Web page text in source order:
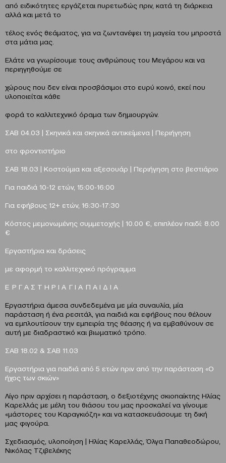
από ειδικότητες εργάζεται πυρετωδώς πριν, κατά τη διάρκεια
αλλά και μετά το
τέλος ενός θεάματος, για να ζωντανέψει τη μαγεία του μπροστά
στα μάτια μας.
Ελάτε να γνωρίσουμε τους ανθρώπους του Μεγάρου και να
περιηγηθούμε σε
χώρους που δεν είναι προσβάσιμοι στο ευρύ κοινό, εκεί που
υλοποιείται κάθε
φορά το καλλιτεχνικό όραμα των δημιουργών.
ΣΑΒ 04.03 | Σκηνικά και σκηνικά αντικείμενα | Περιήγηση
στο φροντιστήριο
ΣΑΒ 18.03 | Κοστούμια και αξεσουάρ | Περιήγηση στο βεστιάριο
Για παιδιά 10-12 ετών, 15:00-16:00
Για εφήβους 12+ ετών, 16:30-17:30
Κόστος μεμονωμένης συμμετοχής | 10.00 €, επιπλέον παιδί: 8.00
€
Εργαστήρια και δράσεις
με αφορμή το καλλιτεχνικό πρόγραμμα
Ε Ρ Γ Α Σ Τ Η Ρ Ι Α Γ Ι Α Π Α Ι Δ Ι Α
Εργαστήρια άμεσα συνδεδεμένα με μία συναυλία, μία
παράσταση ή ένα ρεσιτάλ, για παιδιά και εφήβους που θέλουν
να εμπλουτίσουν την εμπειρία της θέασης ή να εμβαθύνουν σε
αυτή με διαδραστικό και βιωματικό τρόπο.
ΣΑΒ 18.02 & ΣΑΒ 11.03
Εργαστήρια για παιδιά από 5 ετών πριν από την παράσταση «Ο
ήχος των σκιών»
Λίγο πριν αρχίσει η παράσταση, ο δεξιοτέχνης σκιοπαίκτης Ηλίας
Καρελλάς με μέλη του θιάσου του μας προσκαλεί να γίνουμε
«μάστορες του Καραγκιόζη» και να κατασκευάσουμε τη δική
μας φιγούρα.
Σχεδιασμός, υλοποίηση | Ηλίας Καρελλάς, Όλγα Παπαθεοδώρου,
Νικόλας Τζιβελέκης